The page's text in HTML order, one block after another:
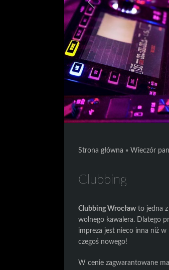
Previous
Strona główna » Wieczór
Clubbing
Clubbing Wrocław to jedna
wolnego kawalera. Dlatego
impreza jest nieco inna niż
czegoś nowego!
W cenie zagwarantowane